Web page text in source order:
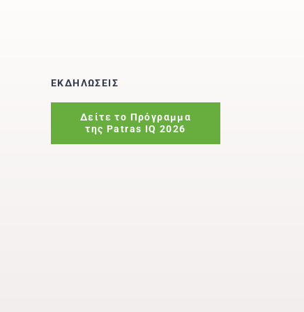
ΕΚΔΗΛΩΣΕΙΣ
Δείτε το Πρόγραμμα
της Patras IQ 2026